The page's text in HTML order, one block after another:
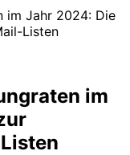
im Jahr 2024: Die
Listen
im